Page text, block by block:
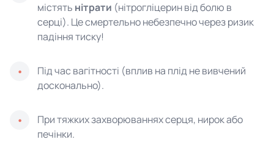
містять нітрати (нітрогліцерин від болю в
серці). Це смертельно небезпечно через ризик
падіння тиску!
Під час вагітності (вплив на плід не вивчений
досконально).
При тяжких захворюваннях серця, нирок або
печінки.